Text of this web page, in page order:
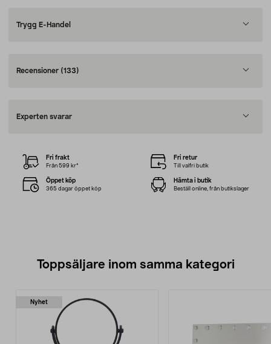
Trygg E-Handel
Recensioner (133)
Experten svarar
Fri frakt
Från 599 kr*
Fri retur
Till valfri butik
Öppet köp
365 dagar öppet köp
Hämta i butik
Beställ online, från butikslager
Toppsäljare inom samma kategori
Nyhet